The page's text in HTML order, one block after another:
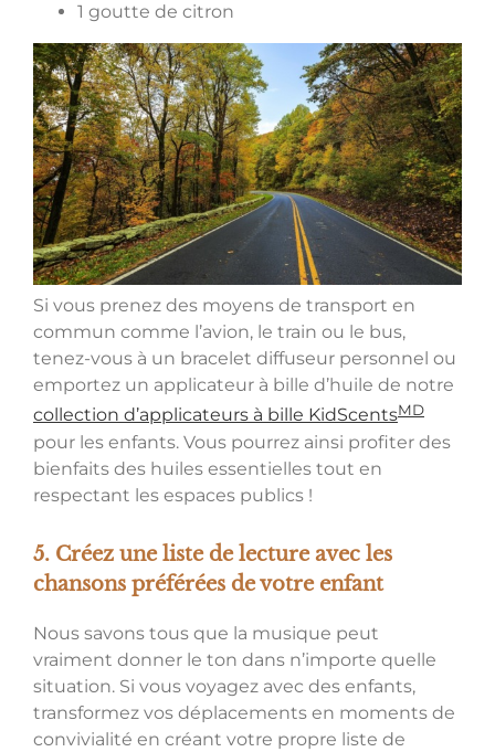
1 goutte de citron
Si vous prenez des moyens de transport en
commun comme l’avion, le train ou le bus,
tenez-vous à un bracelet diffuseur personnel ou
emportez un applicateur à bille d’huile de notre
collection d’applicateurs à bille KidScentsMD
pour les enfants. Vous pourrez ainsi profiter des
bienfaits des huiles essentielles tout en
respectant les espaces publics !
5. Créez une liste de lecture avec les
chansons préférées de votre enfant
Nous savons tous que la musique peut
vraiment donner le ton dans n’importe quelle
situation. Si vous voyagez avec des enfants,
transformez vos déplacements en moments de
convivialité en créant votre propre liste de